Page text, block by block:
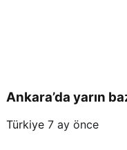
Ankara’da yarın
Türkiye 7 ay önce